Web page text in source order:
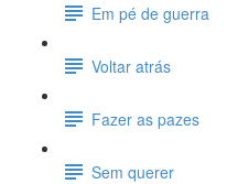
Em pé de guerra
Voltar atrás
Fazer as pazes
Sem querer